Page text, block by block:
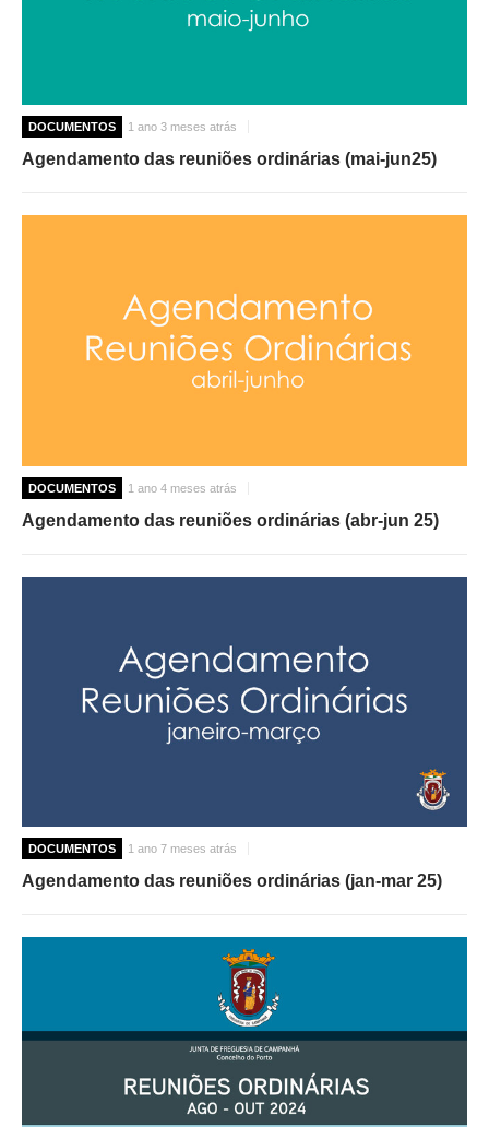
DOCUMENTOS 1 ano 3 meses atrás
Agendamento das reuniões ordinárias (mai-jun25)
DOCUMENTOS 1 ano 4 meses atrás
Agendamento das reuniões ordinárias (abr-jun 25)
DOCUMENTOS 1 ano 7 meses atrás
Agendamento das reuniões ordinárias (jan-mar 25)